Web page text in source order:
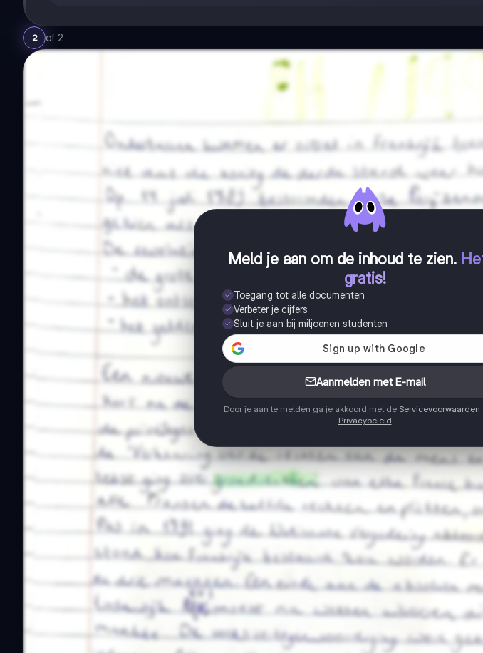
2 of 2
Meld je aan om de inhoud te zien.
gratis!
Toegang tot alle documenten
Verbeter je cijfers
Sluit je aan bij miljoenen studenten
Aanmelden met E-mail
Door je aan te melden ga je akkoord met de Servicevoorwaarden
Privacybeleid